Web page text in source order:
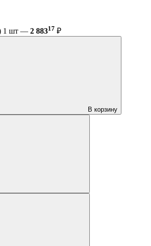
1 шт — 2 88317 ₽
В корзину